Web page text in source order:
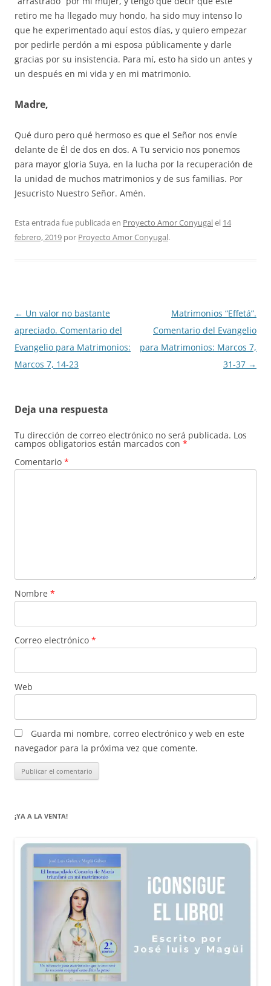
retiro me ha llegado muy hondo, ha sido muy intenso lo
que he experimentado aquí estos días, y quiero empezar
por pedirle perdón a mi esposa públicamente y darle
gracias por su insistencia. Para mí, esto ha sido un antes y
un después en mi vida y en mi matrimonio.
Madre,
Qué duro pero qué hermoso es que el Señor nos envíe
delante de Él de dos en dos. A Tu servicio nos ponemos
para mayor gloria Suya, en la lucha por la recuperación de
la unidad de muchos matrimonios y de sus familias. Por
Jesucristo Nuestro Señor. Amén.
Esta entrada fue publicada en Proyecto Amor Conyugalel 14
febrero, 2019 por Proyecto Amor Conyugal.
Navegación
de
entradas
← Un valor no bastante
apreciado. Comentario del
Evangelio para Matrimonios:
Marcos 7, 14-23
Matrimonios “Effetá”.
Comentario del Evangelio
para Matrimonios: Marcos 7,
31-37 →
Deja una respuesta
Tu dirección de correo electrónico no será publicada. Los
campos obligatorios están marcados con *
Comentario *
Nombre *
Correo electrónico *
Web
Guarda mi nombre, correo electrónico y web en este
navegador para la próxima vez que comente.
¡YA A LA VENTA!